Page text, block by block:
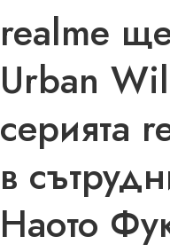
realme
Urban
серията
в
Наото